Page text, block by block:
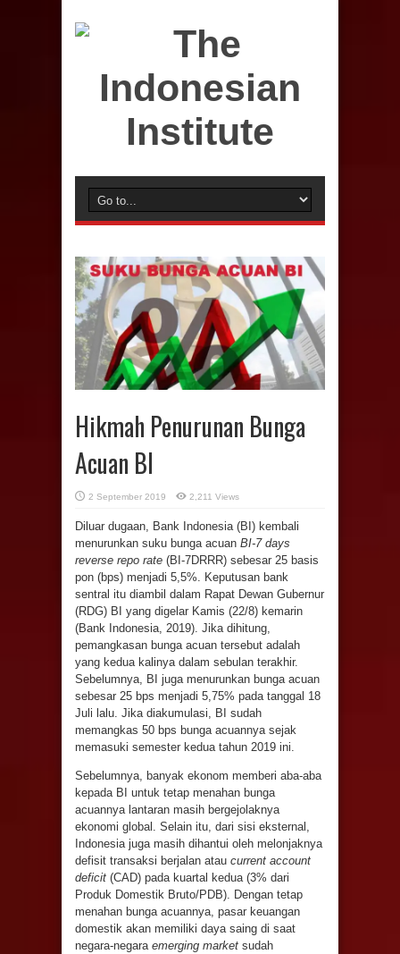
Hikmah Penurunan Bunga
Acuan BI
2 September 2019 2,211 Views
Diluar dugaan, Bank Indonesia (BI) kembali
menurunkan suku bunga acuan BI-7 days
reverse repo rate (BI-7DRRR) sebesar 25 basis
pon (bps) menjadi 5,5%. Keputusan bank
sentral itu diambil dalam Rapat Dewan Gubernur
(RDG) BI yang digelar Kamis (22/8) kemarin
(Bank Indonesia, 2019). Jika dihitung,
pemangkasan bunga acuan tersebut adalah
yang kedua kalinya dalam sebulan terakhir.
Sebelumnya, BI juga menurunkan bunga acuan
sebesar 25 bps menjadi 5,75% pada tanggal 18
Juli lalu. Jika diakumulasi, BI sudah
memangkas 50 bps bunga acuannya sejak
memasuki semester kedua tahun 2019 ini.
Sebelumnya, banyak ekonom memberi aba-aba
kepada BI untuk tetap menahan bunga
acuannya lantaran masih bergejolaknya
ekonomi global. Selain itu, dari sisi eksternal,
Indonesia juga masih dihantui oleh melonjaknya
defisit transaksi berjalan atau current account
deficit (CAD) pada kuartal kedua (3% dari
Produk Domestik Bruto/PDB). Dengan tetap
menahan bunga acuannya, pasar keuangan
domestik akan memiliki daya saing di saat
negara-negara emerging market sudah